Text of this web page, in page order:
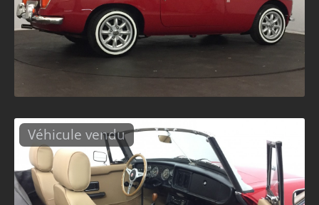
Véhicule vendu